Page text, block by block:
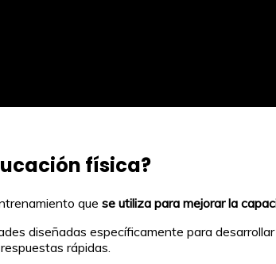
física?
que se utiliza para mejorar la
diseñadas específicamente para
rápidas.